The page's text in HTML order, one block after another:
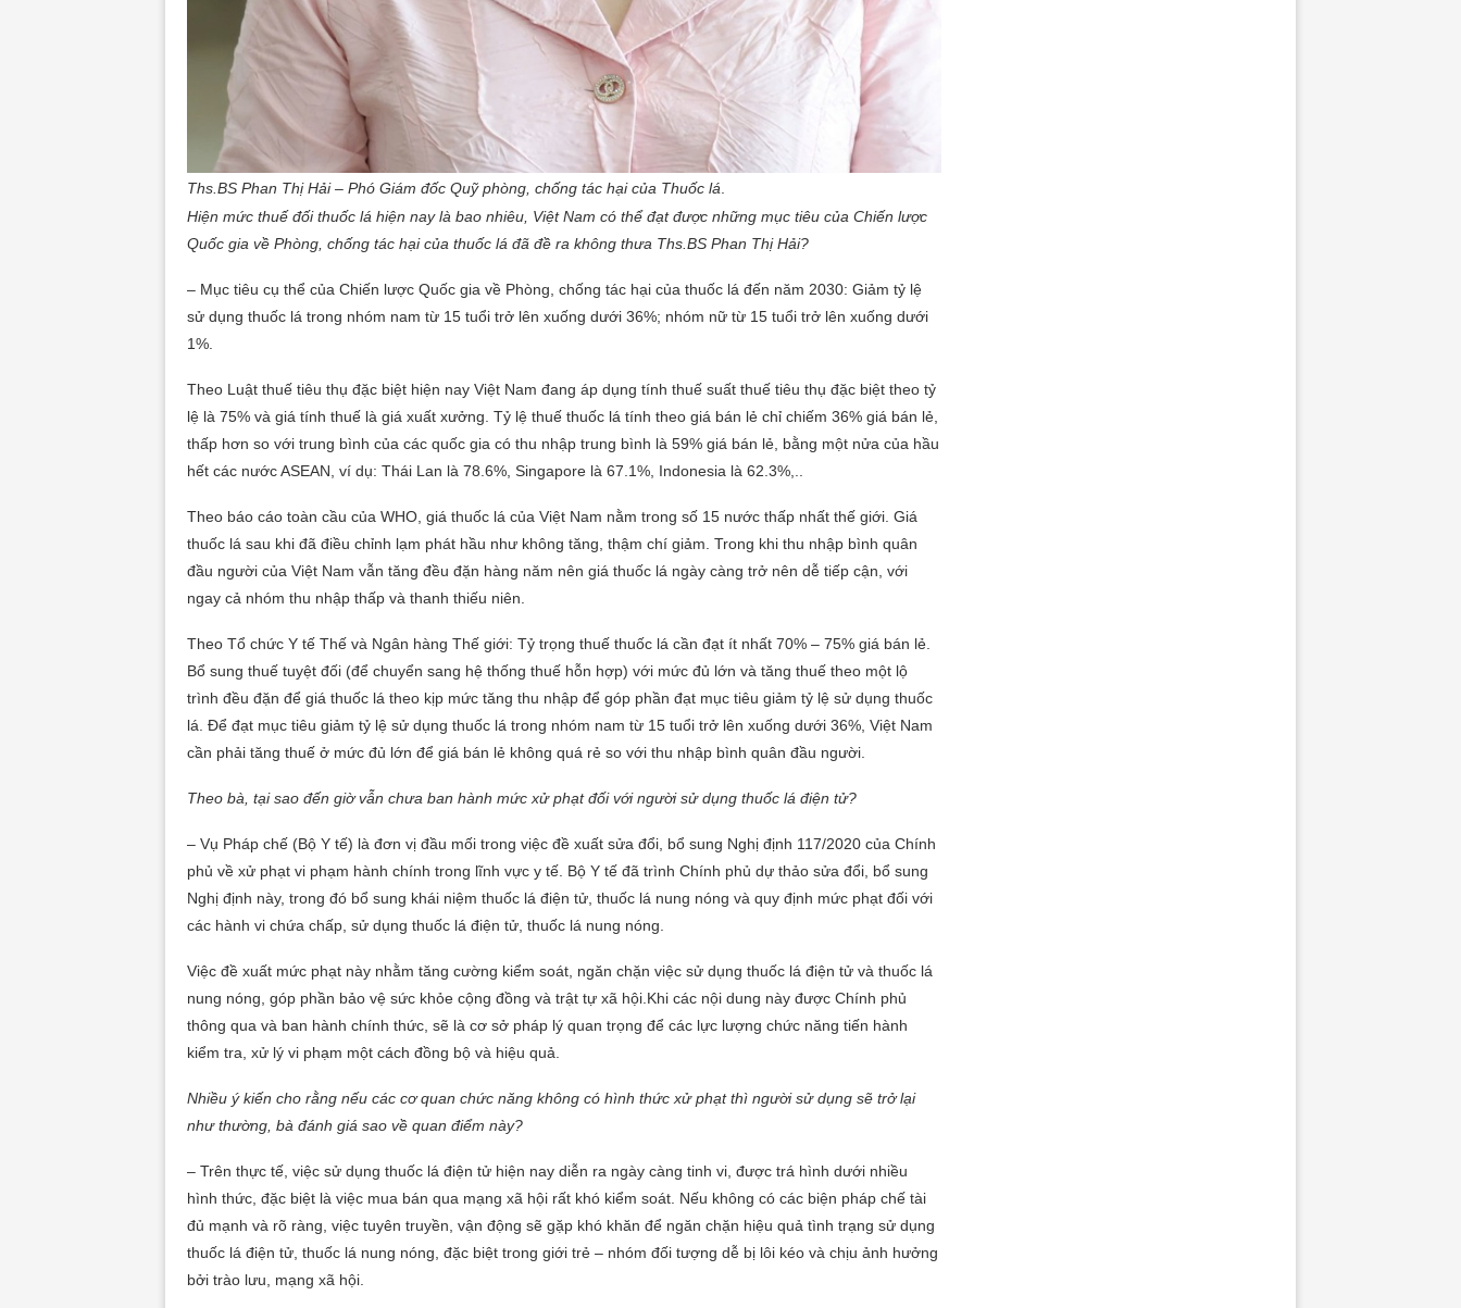
Ths.BS Phan Thị Hải – Phó Giám đốc Quỹ phòng, chống tác hại của Thuốc lá.
Hiện mức thuế đối thuốc lá hiện nay là bao nhiêu, Việt Nam có thể đạt được những mục tiêu của Chiến lược
Quốc gia về Phòng, chống tác hại của thuốc lá đã đề ra không thưa Ths.BS Phan Thị Hải?
– Mục tiêu cụ thể của Chiến lược Quốc gia về Phòng, chống tác hại của thuốc lá đến năm 2030: Giảm tỷ lệ
sử dụng thuốc lá trong nhóm nam từ 15 tuổi trở lên xuống dưới 36%; nhóm nữ từ 15 tuổi trở lên xuống dưới
1%.
Theo Luật thuế tiêu thụ đặc biệt hiện nay Việt Nam đang áp dụng tính thuế suất thuế tiêu thụ đặc biệt theo tỷ
lệ là 75% và giá tính thuế là giá xuất xưởng. Tỷ lệ thuế thuốc lá tính theo giá bán lẻ chỉ chiếm 36% giá bán lẻ,
thấp hơn so với trung bình của các quốc gia có thu nhập trung bình là 59% giá bán lẻ, bằng một nửa của hầu
hết các nước ASEAN, ví dụ: Thái Lan là 78.6%, Singapore là 67.1%, Indonesia là 62.3%,..
Theo báo cáo toàn cầu của WHO, giá thuốc lá của Việt Nam nằm trong số 15 nước thấp nhất thế giới. Giá
thuốc lá sau khi đã điều chỉnh lạm phát hầu như không tăng, thậm chí giảm. Trong khi thu nhập bình quân
đầu người của Việt Nam vẫn tăng đều đặn hàng năm nên giá thuốc lá ngày càng trở nên dễ tiếp cận, với
ngay cả nhóm thu nhập thấp và thanh thiếu niên.
Theo Tổ chức Y tế Thế và Ngân hàng Thế giới: Tỷ trọng thuế thuốc lá cần đạt ít nhất 70% – 75% giá bán lẻ.
Bổ sung thuế tuyệt đối (để chuyển sang hệ thống thuế hỗn hợp) với mức đủ lớn và tăng thuế theo một lộ
trình đều đặn để giá thuốc lá theo kịp mức tăng thu nhập để góp phần đạt mục tiêu giảm tỷ lệ sử dụng thuốc
lá. Để đạt mục tiêu giảm tỷ lệ sử dụng thuốc lá trong nhóm nam từ 15 tuổi trở lên xuống dưới 36%, Việt Nam
cần phải tăng thuế ở mức đủ lớn để giá bán lẻ không quá rẻ so với thu nhập bình quân đầu người.
Theo bà, tại sao đến giờ vẫn chưa ban hành mức xử phạt đối với người sử dụng thuốc lá điện tử?
– Vụ Pháp chế (Bộ Y tế) là đơn vị đầu mối trong việc đề xuất sửa đổi, bổ sung Nghị định 117/2020 của Chính
phủ về xử phạt vi phạm hành chính trong lĩnh vực y tế. Bộ Y tế đã trình Chính phủ dự thảo sửa đổi, bổ sung
Nghị định này, trong đó bổ sung khái niệm thuốc lá điện tử, thuốc lá nung nóng và quy định mức phạt đối với
các hành vi chứa chấp, sử dụng thuốc lá điện tử, thuốc lá nung nóng.
Việc đề xuất mức phạt này nhằm tăng cường kiểm soát, ngăn chặn việc sử dụng thuốc lá điện tử và thuốc lá
nung nóng, góp phần bảo vệ sức khỏe cộng đồng và trật tự xã hội.Khi các nội dung này được Chính phủ
thông qua và ban hành chính thức, sẽ là cơ sở pháp lý quan trọng để các lực lượng chức năng tiến hành
kiểm tra, xử lý vi phạm một cách đồng bộ và hiệu quả.
Nhiều ý kiến cho rằng nếu các cơ quan chức năng không có hình thức xử phạt thì người sử dụng sẽ trở lại
như thường, bà đánh giá sao về quan điểm này?
– Trên thực tế, việc sử dụng thuốc lá điện tử hiện nay diễn ra ngày càng tinh vi, được trá hình dưới nhiều
hình thức, đặc biệt là việc mua bán qua mạng xã hội rất khó kiểm soát. Nếu không có các biện pháp chế tài
đủ mạnh và rõ ràng, việc tuyên truyền, vận động sẽ gặp khó khăn để ngăn chặn hiệu quả tình trạng sử dụng
thuốc lá điện tử, thuốc lá nung nóng, đặc biệt trong giới trẻ – nhóm đối tượng dễ bị lôi kéo và chịu ảnh hưởng
bởi trào lưu, mạng xã hội.